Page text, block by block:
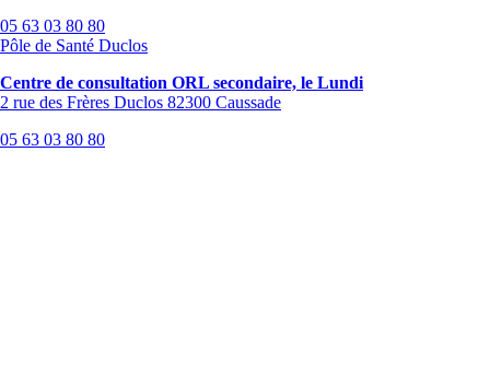
05 63 03 80 80
Pôle de Santé Duclos
Centre de consultation ORL secondaire, le Lundi
2 rue des Frères Duclos 82300 Caussade
05 63 03 80 80